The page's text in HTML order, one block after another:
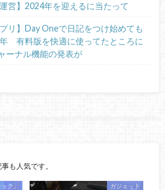
運営】2024年を迎えるに当たって
プリ】Day Oneで日記をつけ始めても
有料版を快適に使ってたところに
ーナル機能の発表が
も人気です。
ク」 ガジェット